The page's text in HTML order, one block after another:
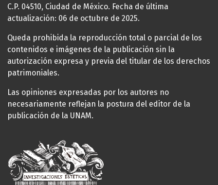
C.P. 04510, Ciudad de México. Fecha de última
actualización: 06 de octubre de 2025.
Queda prohibida la reproducción total o parcial de los
contenidos e imágenes de la publicación sin la
autorización expresa y previa del titular de los derechos
patrimoniales.
Las opiniones expresadas por los autores no
necesariamente reflejan la postura del editor de la
publicación de la UNAM.